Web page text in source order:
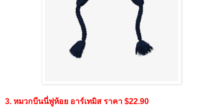
3. หมวกบีนนี่พู่ห้อย อาร์เทมิส ราคา $22.90